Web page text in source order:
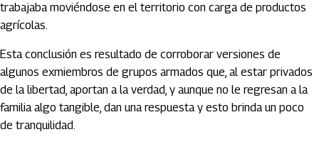
trabajaba moviéndose en el territorio con carga de productos
agrícolas.
Esta conclusión es resultado de corroborar versiones de
algunos exmiembros de grupos armados que, al estar privados
de la libertad, aportan a la verdad, y aunque no le regresan a la
familia algo tangible, dan una respuesta y esto brinda un poco
de tranquilidad.